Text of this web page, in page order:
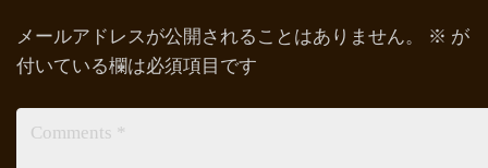
メールアドレスが公開されることはありません。 ※ が
付いている欄は必須項目です